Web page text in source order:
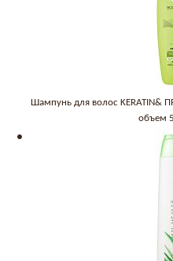
Шампунь для волос
объем